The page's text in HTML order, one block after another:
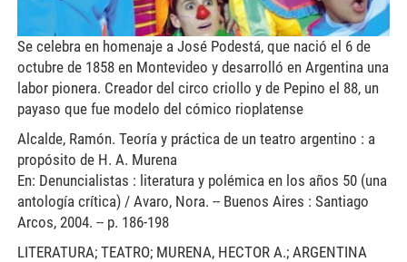
Se celebra en homenaje a José Podestá, que nació el 6 de
octubre de 1858 en Montevideo y desarrolló en Argentina una
labor pionera. Creador del circo criollo y de Pepino el 88, un
payaso que fue modelo del cómico rioplatense
Alcalde, Ramón. Teoría y práctica de un teatro argentino : a
propósito de H. A. Murena
En: Denuncialistas : literatura y polémica en los años 50 (una
antología crítica) / Avaro, Nora. -- Buenos Aires : Santiago
Arcos, 2004. -- p. 186-198
LITERATURA; TEATRO; MURENA, HECTOR A.; ARGENTINA